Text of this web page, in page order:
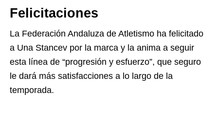
Felicitaciones
La Federación Andaluza de Atletismo ha felicitado
a Una Stancev por la marca y la anima a seguir
esta línea de “progresión y esfuerzo”, que seguro
le dará más satisfacciones a lo largo de la
temporada.